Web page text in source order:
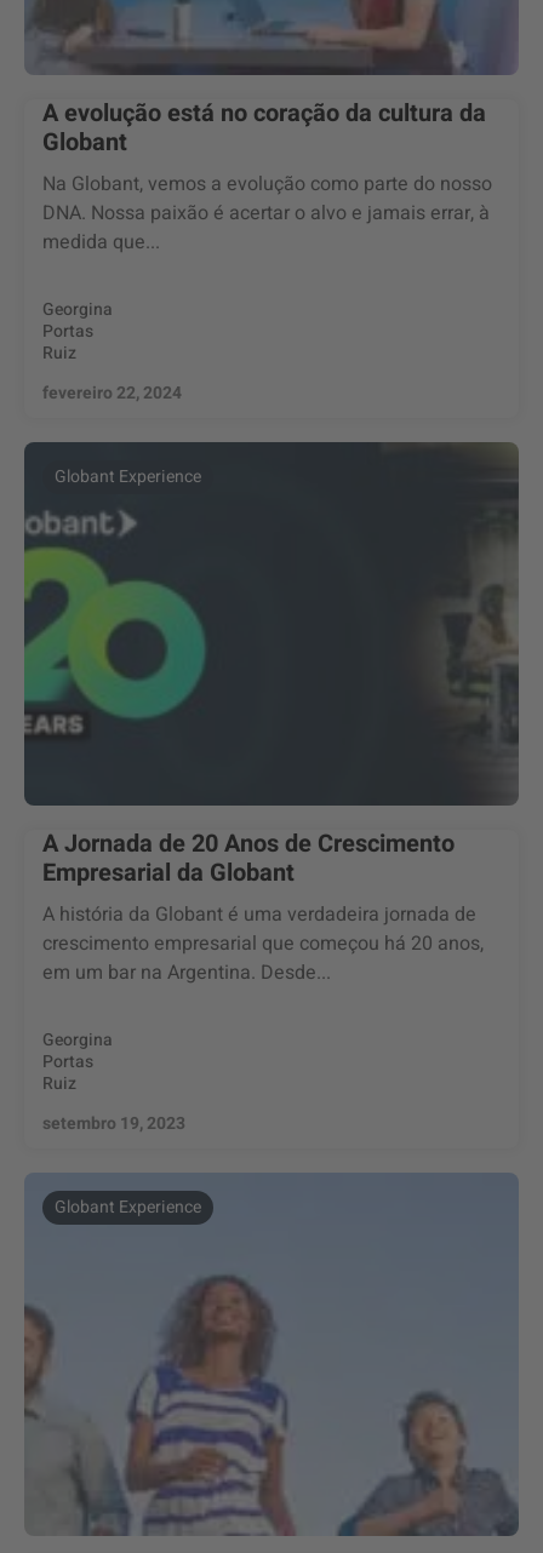
A evolução está no coração da cultura da
Globant
Na Globant, vemos a evolução como parte do nosso
DNA. Nossa paixão é acertar o alvo e jamais errar, à
medida que...
Georgina
Portas
Ruiz
fevereiro 22, 2024
Globant Experience
A Jornada de 20 Anos de Crescimento
Empresarial da Globant
A história da Globant é uma verdadeira jornada de
crescimento empresarial que começou há 20 anos,
em um bar na Argentina. Desde...
Georgina
Portas
Ruiz
setembro 19, 2023
Globant Experience